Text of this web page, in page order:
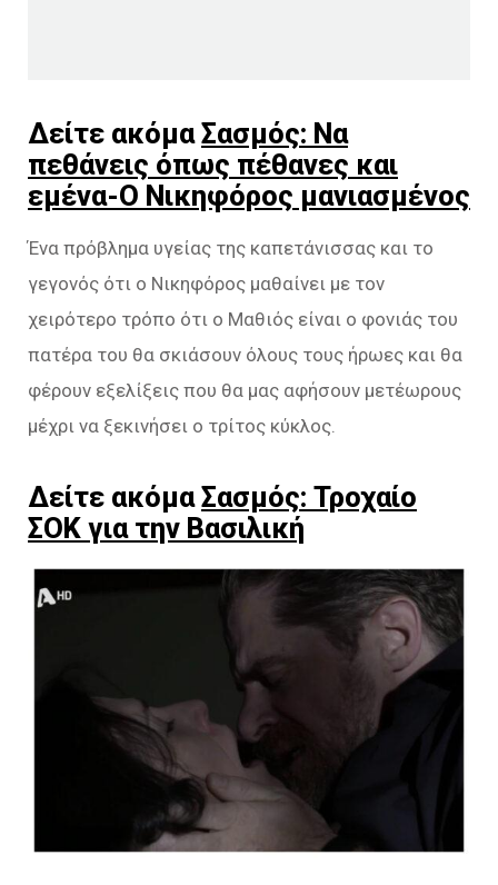
Δείτε ακόμαΣασμός: Να
πεθάνεις όπως πέθανες και
εμένα-Ο Νικηφόρος μανιασμένος
Ένα πρόβλημα υγείας της καπετάνισσας και το
γεγονός ότι ο Νικηφόρος μαθαίνει με τον
χειρότερο τρόπο ότι ο Μαθιός είναι ο φονιάς του
πατέρα του θα σκιάσουν όλους τους ήρωες και θα
φέρουν εξελίξεις που θα μας αφήσουν μετέωρους
μέχρι να ξεκινήσει ο τρίτος κύκλος.
Δείτε ακόμαΣασμός: Τροχαίο
ΣΟΚ για την Βασιλική